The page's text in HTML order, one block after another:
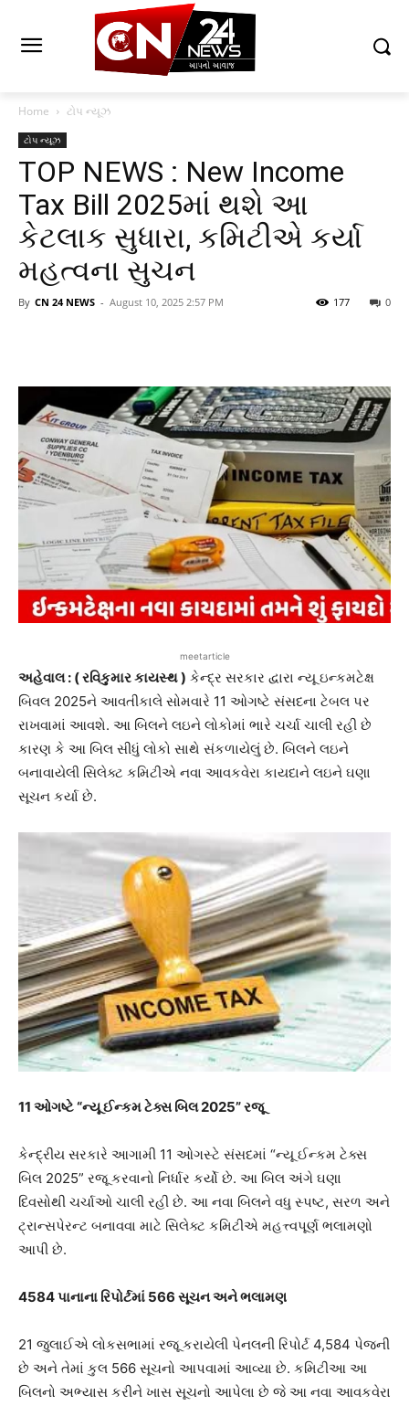
Home ટોપ ન્યૂઝ
ટોપ ન્યૂઝ
TOP NEWS : New Income
Tax Bill 2025માં થશે આ
કેટલાક સુધારા, કમિટીએ કર્યા
મહત્વના સુચન
By CN 24 NEWS - August 10, 2025 2:57 PM 0
177
meetarticle
અહેવાલ : ( રવિકુમાર કાયસ્થ ) કેન્દ્ર સરકાર દ્વારા ન્યૂ ઇન્કમટેક્ષ
બિવલ 2025ને આવતીકાલે સોમવારે 11 ઓગષ્ટે સંસદના ટેબલ પર
રાખવામાં આવશે. આ બિલને લઇને લોકોમાં ભારે ચર્ચા ચાલી રહી છે
કારણ કે આ બિલ સીધું લોકો સાથે સંકળાયેલું છે. બિલને લઇને
બનાવાયેલી સિલેક્ટ કમિટીએ નવા આવકવેરા કાયદાને લઇને ઘણા
સૂચન કર્યા છે.
11 ઓગષ્ટે “ન્યૂ ઈન્કમ ટેક્સ બિલ 2025” રજૂ
કેન્દ્રીય સરકારે આગામી 11 ઓગસ્ટે સંસદમાં “ન્યૂ ઈન્કમ ટેક્સ
બિલ 2025” રજૂ કરવાનો નિર્ધાર કર્યો છે. આ બિલ અંગે ઘણા
દિવસોથી ચર્ચાઓ ચાલી રહી છે. આ નવા બિલને વધુ સ્પષ્ટ, સરળ અને
ટ્રાન્સપેરન્ટ બનાવવા માટે સિલેક્ટ કમિટીએ મહત્ત્વપૂર્ણ ભલામણો
આપી છે.
4584 પાનાના રિપોર્ટમાં 566 સૂચન અને ભલામણ
21 જુલાઈએ લોકસભામાં રજૂ કરાયેલી પેનલની રિપોર્ટ 4,584 પેજની
છે અને તેમાં કુલ 566 સૂચનો આપવામાં આવ્યા છે. કમિટીઆ આ
બિલનો અભ્યાસ કરીને ખાસ સૂચનો આપેલા છે જે આ નવા આવકવેરા